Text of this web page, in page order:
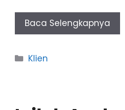
Baca Selengkapnya
Categories
Klien